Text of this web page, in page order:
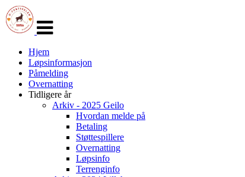
navigasjon
Hjem
Løpsinformasjon
Påmelding
Overnatting
Tidligere år
Arkiv - 2025 Geilo
Hvordan melde på
Betaling
Støttespillere
Overnatting
Løpsinfo
Terrenginfo